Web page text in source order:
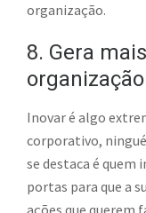
organização.
8. Gera
organização
Inovar é algo
corporativo,
se destaca é quem
portas para que a